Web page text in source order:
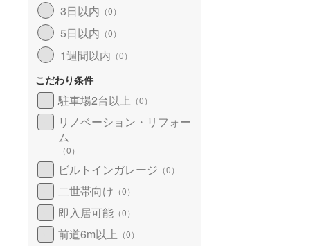
3日以内 （0）
5日以内 （0）
1週間以内 （0）
こだわり条件
駐車場2台以上 （0）
リノベーション・リフォー
ム
（0）
ビルトインガレージ （0）
二世帯向け （0）
即入居可能 （0）
前道6m以上 （0）